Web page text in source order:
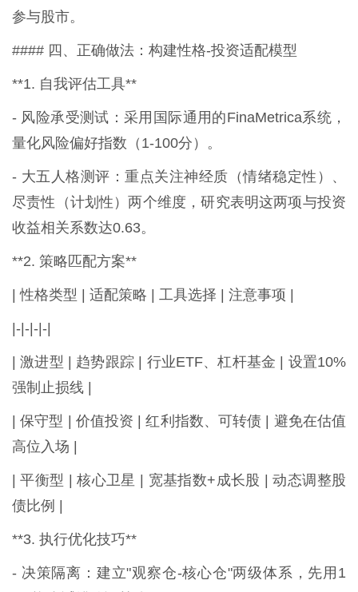
参与股市。
#### 四、正确做法：构建性格-投资适配模型
**1. 自我评估工具**
- 风险承受测试：采用国际通用的FinaMetrica系统，
量化风险偏好指数（1-100分）。
- 大五人格测评：重点关注神经质（情绪稳定性）、
尽责性（计划性）两个维度，研究表明这两项与投资
收益相关系数达0.63。
**2. 策略匹配方案**
| 性格类型 | 适配策略 | 工具选择 | 注意事项 |
|-|-|-|-|
| 激进型 | 趋势跟踪 | 行业ETF、杠杆基金 | 设置10%
强制止损线 |
| 保守型 | 价值投资 | 红利指数、可转债 | 避免在估值
高位入场 |
| 平衡型 | 核心卫星 | 宽基指数+成长股 | 动态调整股
债比例 |
**3. 执行优化技巧**
- 决策隔离：建立"观察仓-核心仓"两级体系，先用1